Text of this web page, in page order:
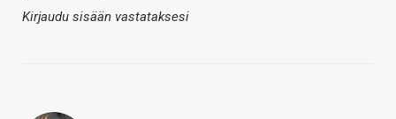
Kirjaudu sisään vastataksesi